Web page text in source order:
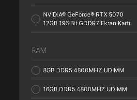
NVIDIA® GeForce® RTX 5070
12GB 196 Bit GDDR7 Ekran Kartı
RAM
8GB DDR5 4800MHZ UDIMM
16GB DDR5 4800MHZ UDIMM